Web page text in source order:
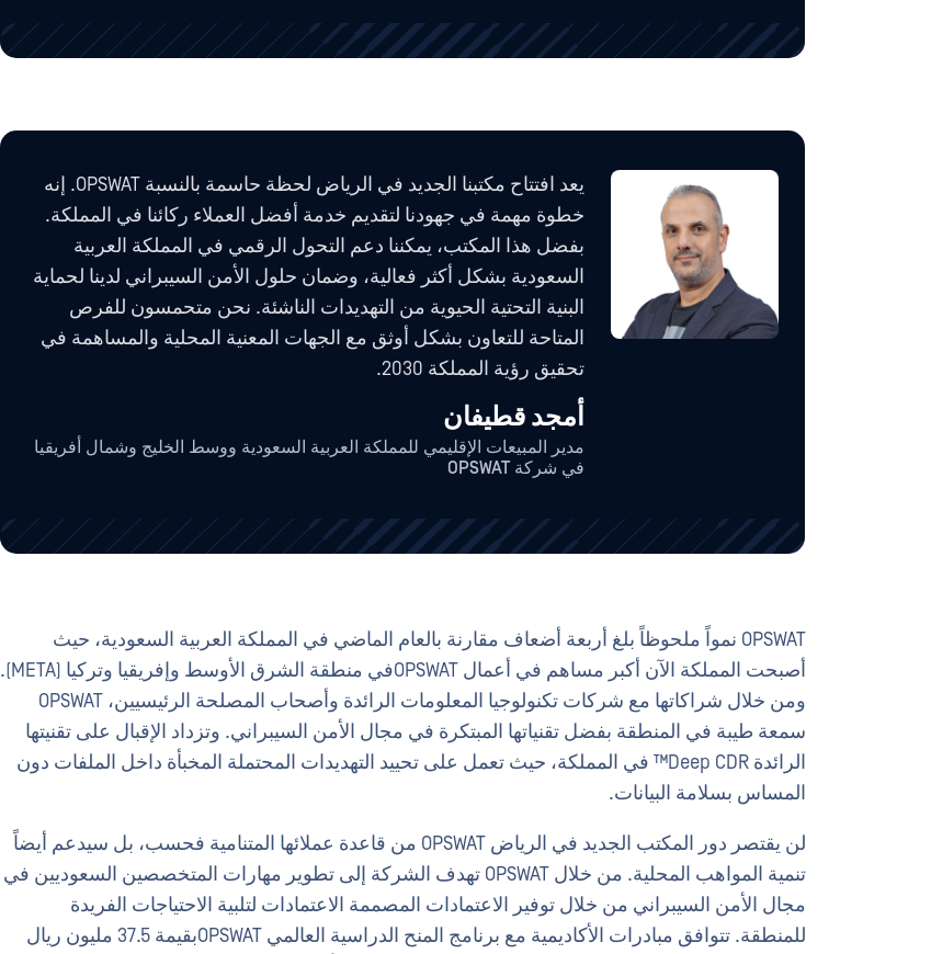
يعد افتتاح مكتبنا الجديد في الرياض لحظة حاسمة بالنسبة OPSWAT. إنه
خطوة مهمة في جهودنا لتقديم خدمة أفضل العملاء ركائنا في المملكة.
بفضل هذا المكتب، يمكننا دعم التحول الرقمي في المملكة العربية
السعودية بشكل أكثر فعالية، وضمان حلول الأمن السيبراني لدينا لحماية
البنية التحتية الحيوية من التهديدات الناشئة. نحن متحمسون للفرص
المتاحة للتعاون بشكل أوثق مع الجهات المعنية المحلية والمساهمة في
تحقيق رؤية المملكة 2030.
أمجد قطيفان
مدير المبيعات الإقليمي للمملكة العربية السعودية ووسط الخليج وشمال أفريقيا
في شركة OPSWAT
OPSWAT نمواً ملحوظاً بلغ أربعة أضعاف مقارنة بالعام الماضي في المملكة العربية السعودية، حيث
أصبحت المملكة الآن أكبر مساهم في أعمال OPSWATفي منطقة الشرق الأوسط وإفريقيا وتركيا (META).
ومن خلال شراكاتها مع شركات تكنولوجيا المعلومات الرائدة وأصحاب المصلحة الرئيسيين، OPSWAT
سمعة طيبة في المنطقة بفضل تقنياتها المبتكرة في مجال الأمن السيبراني. وتزداد الإقبال على تقنيتها
الرائدة Deep CDR™ في المملكة، حيث تعمل على تحييد التهديدات المحتملة المخبأة داخل الملفات دون
المساس بسلامة البيانات.
لن يقتصر دور المكتب الجديد في الرياض OPSWAT من قاعدة عملائها المتنامية فحسب، بل سيدعم أيضاً
تنمية المواهب المحلية. من خلال OPSWAT تهدف الشركة إلى تطوير مهارات المتخصصين السعوديين في
مجال الأمن السيبراني من خلال توفير الاعتمادات المصممة الاعتمادات لتلبية الاحتياجات الفريدة
للمنطقة. تتوافق مبادرات الأكاديمية مع برنامج المنح الدراسية العالمي OPSWATبقيمة 37.5 مليون ريال